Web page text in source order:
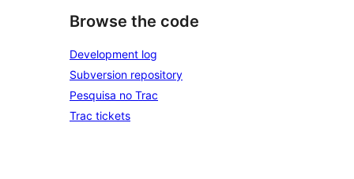
Browse the code
Development log
Subversion repository
Pesquisa no Trac
Trac tickets